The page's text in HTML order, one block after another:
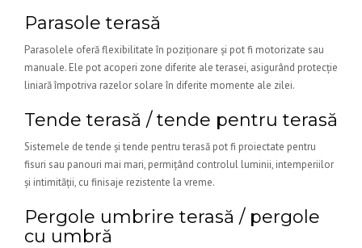
Parasole terasă
Parasolele oferă flexibilitate în poziționare și pot fi motorizate sau
manuale. Ele pot acoperi zone diferite ale terasei, asigurând protecție
liniară împotriva razelor solare în diferite momente ale zilei.
Tende terasă / tende pentru terasă
Sistemele de tende și tende pentru terasă pot fi proiectate pentru
fisuri sau panouri mai mari, permițând controlul luminii, intemperiilor
și intimității, cu finisaje rezistente la vreme.
Pergole umbrire terasă / pergole
cu umbră